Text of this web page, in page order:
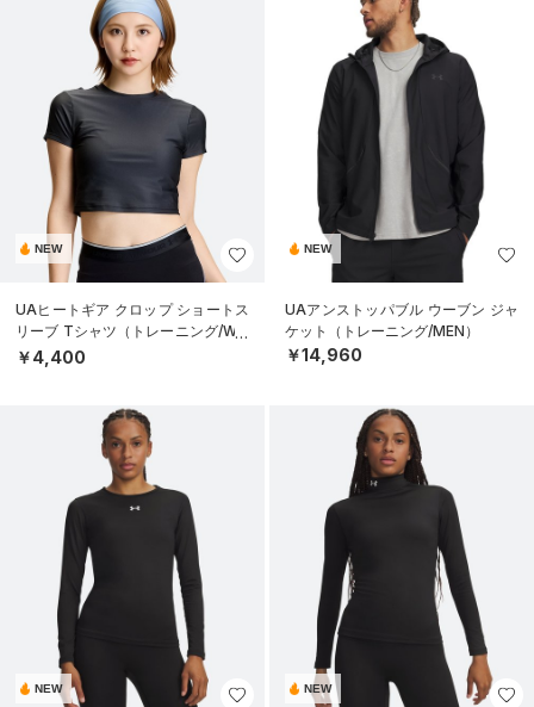
NEW
UAヒートギア クロップ ショートス
リーブ Tシャツ（トレーニング/WO
MEN）
￥4,400
NEW
UAアンストッパブル ウーブン ジャ
ケット（トレーニング/MEN）
￥14,960
NEW NEW